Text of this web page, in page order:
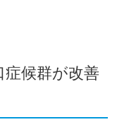
症候群が改善